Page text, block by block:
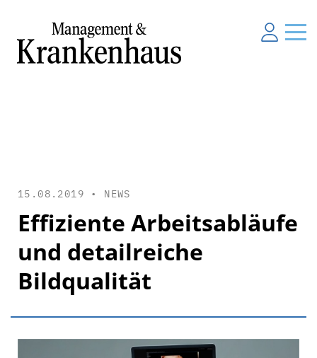
15.08.2019 • NEWS
Effiziente Arbeitsabläufe
und detailreiche
Bildqualität